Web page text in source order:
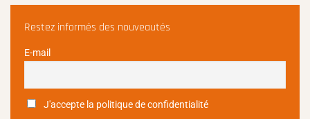
Restez informés des nouveautés
E-mail
J'accepte la politique de confidentialité